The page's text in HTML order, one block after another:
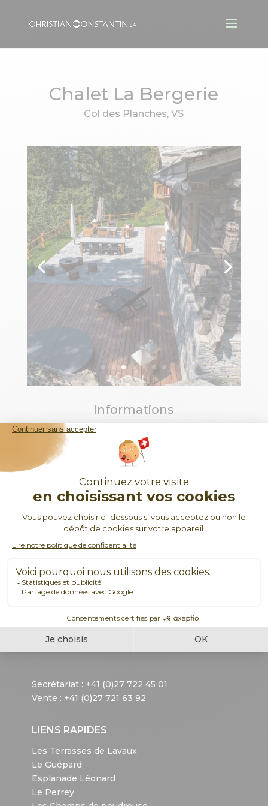
Chalet La Bergerie
Col des Planches, VS
Informations
Contact :+41 27 721 63 92
vente@christian-constantin.ch
CHRISTIAN CONSTANTIN SA
Complexe de La Porte d’Octodure
CH – 1921 Martigny-Croix
SUISSE
Secrétariat : +41 (0)27 722 45 01
Vente : +41 (0)27 721 63 92
LIENS RAPIDES
Les Terrasses de Lavaux
Le Guépard
Esplanade Léonard
Le Perrey